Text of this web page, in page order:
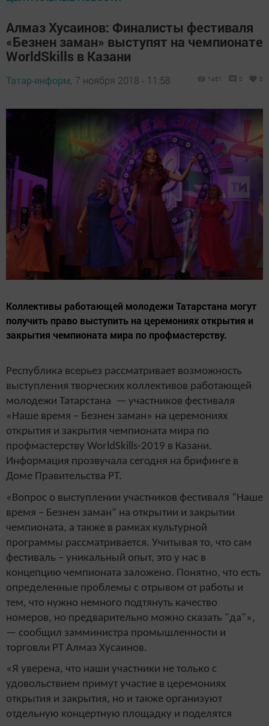
Алмаз Хусаинов: Финалисты фестиваля
«Безнен заман» выступят на чемпионате
WorldSkills в Казани
Татар-информ, 7 ноября 2018 - 11:58 1451 0 0
Коллективы работающей молодежи Татарстана могут
получить право выступить на церемониях открытия и
закрытия чемпионата мира по профмастерству.
Республика всерьез рассматривает возможность
выступления творческих коллективов работающей
молодежи Татарстана — участников фестиваля
«Наше время – Безнен заман» на церемониях
открытия и закрытия чемпионата мира по
профмастерству WorldSkills-2019 в Казани.
Информация прозвучала сегодня на брифинге в
Доме Правительства РТ.
«Вопрос о выступлении участников фестиваля “Наше
время – Безнен заман” на открытии и закрытии
чемпионата, а также в рамках культурной
программы рассматривается. Учитывая то, что сам
фестиваль – уникальный опыт, это у нас в
концепцию чемпионата заложено. Понятно, что есть
определенные проблемы с отрывом от работы и
тем, что нужно немного подтянуть качество
номеров, но предварительно можно сказать "да"»,
— сообщил замминистра промышленности и
торговли РТ Алмаз Хусаинов.
«Я уверена, что наши участники не только с
удовольствием примут участие в церемониях
открытия и закрытия, но и также организуют
отдельную концертную площадку и поделятся